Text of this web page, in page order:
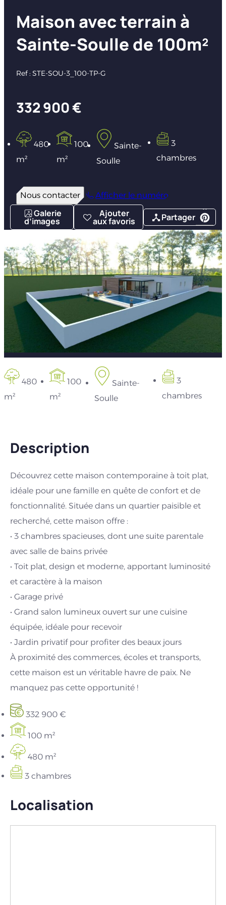
Maison avec terrain à
Sainte-Soulle de 100m²
Ref : STE-SOU-3_100-TP-G
332 900 €
480
m²
100
m²
Sainte-
Soulle
3
chambres
Nous contacter Afficher le numéro
Galerie
d’images
Ajouter
aux favoris Partager
480
m²
100
m²
Sainte-
Soulle
3
chambres
Description
Découvrez cette maison contemporaine à toit plat,
idéale pour une famille en quête de confort et de
fonctionnalité. Située dans un quartier paisible et
recherché, cette maison offre :
• 3 chambres spacieuses, dont une suite parentale
avec salle de bains privée
• Toit plat, design et moderne, apportant luminosité
et caractère à la maison
• Garage privé
• Grand salon lumineux ouvert sur une cuisine
équipée, idéale pour recevoir
• Jardin privatif pour profiter des beaux jours
À proximité des commerces, écoles et transports,
cette maison est un véritable havre de paix. Ne
manquez pas cette opportunité !
332 900 €
100 m²
480 m²
3 chambres
Localisation